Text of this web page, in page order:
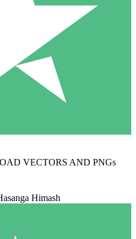
VECTORS AND PNGs
Himash